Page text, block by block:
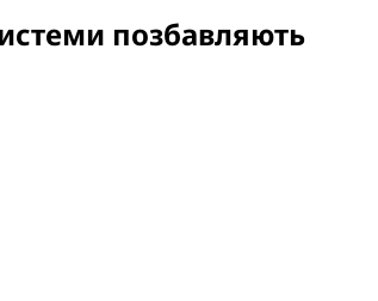
позбавляють